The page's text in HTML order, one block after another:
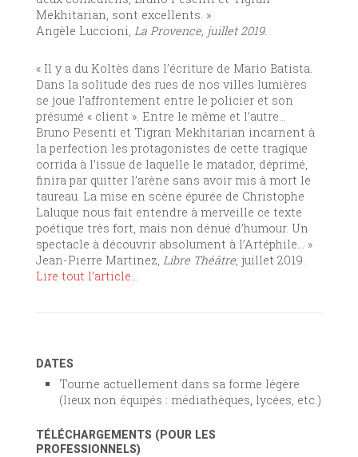
Mekhitarian, sont excellents. »
Angèle Luccioni, La Provence, juillet 2019.
« Il y a du Koltès dans l’écriture de Mario Batista.
Dans la solitude des rues de nos villes lumières
se joue l’affrontement entre le policier et son
présumé « client ». Entre le même et l’autre…
Bruno Pesenti et Tigran Mekhitarian incarnent à
la perfection les protagonistes de cette tragique
corrida à l’issue de laquelle le matador, déprimé,
finira par quitter l’arène sans avoir mis à mort le
taureau. La mise en scène épurée de Christophe
Laluque nous fait entendre à merveille ce texte
poétique très fort, mais non dénué d’humour. Un
spectacle à découvrir absolument à l’Artéphile… »
Jean-Pierre Martinez, Libre Théâtre, juillet 2019.
Lire tout l’article…
DATES
Tourne actuellement dans sa forme légère
(lieux non équipés : médiathèques, lycées, etc.)
TÉLÉCHARGEMENTS (POUR LES
PROFESSIONNELS)